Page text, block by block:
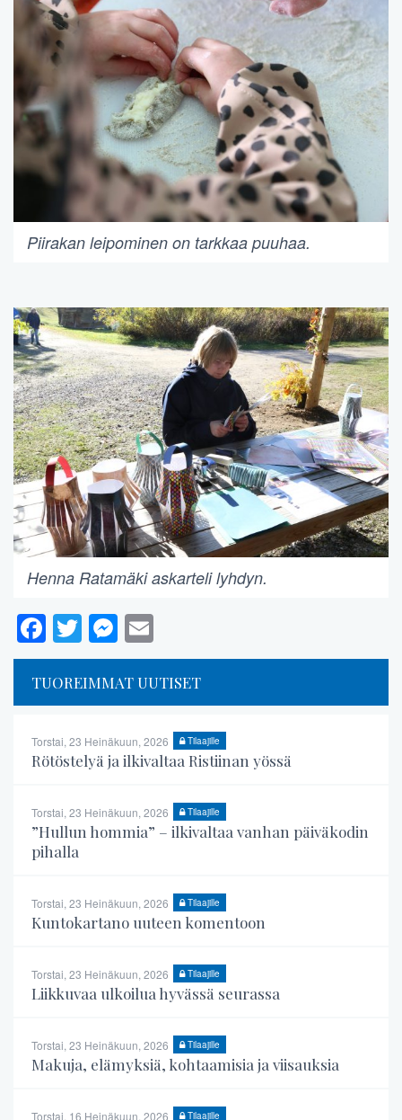
Piirakan leipominen on tarkkaa puuhaa.
Henna Ratamäki askarteli lyhdyn.
Facebook
TwitterMessenger
TUOREIMMAT UUTISET
Torstai, 23 Heinäkuun, 2026 Tilaajille
Rötöstelyä ja ilkivaltaa Ristiinan yössä
Torstai, 23 Heinäkuun, 2026 Tilaajille
”Hullun hommia” – ilkivaltaa vanhan päiväkodin
pihalla
Torstai, 23 Heinäkuun, 2026 Tilaajille
Kuntokartano uuteen komentoon
Torstai, 23 Heinäkuun, 2026 Tilaajille
Liikkuvaa ulkoilua hyvässä seurassa
Torstai, 23 Heinäkuun, 2026 Tilaajille
Makuja, elämyksiä, kohtaamisia ja viisauksia
Torstai, 16 Heinäkuun, 2026 Tilaajille